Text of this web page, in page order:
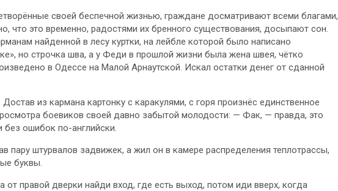
своей беспечной жизнью, граждане досматривают всеми благами,
что это временно, радостями их бренного существования, досыпают сон.
найденной в лесу куртки, на лейбле которой было написано
но строчка шва, а у Феди в прошлой жизни была жена швея, чётко
в Одессе на Малой Арнаутской. Искал остатки денег от сданной
из кармана картонку с каракулями, с горя произнёс единственное
боевиков своей давно забытой молодости: — Фак, — правда, это
без ошибок по-английски.
пару штурвалов задвижек, а жил он в камере распределения теплотрассы,
буквы.
правой дверки найди вход, где есть выход, потом иди вверх, когда